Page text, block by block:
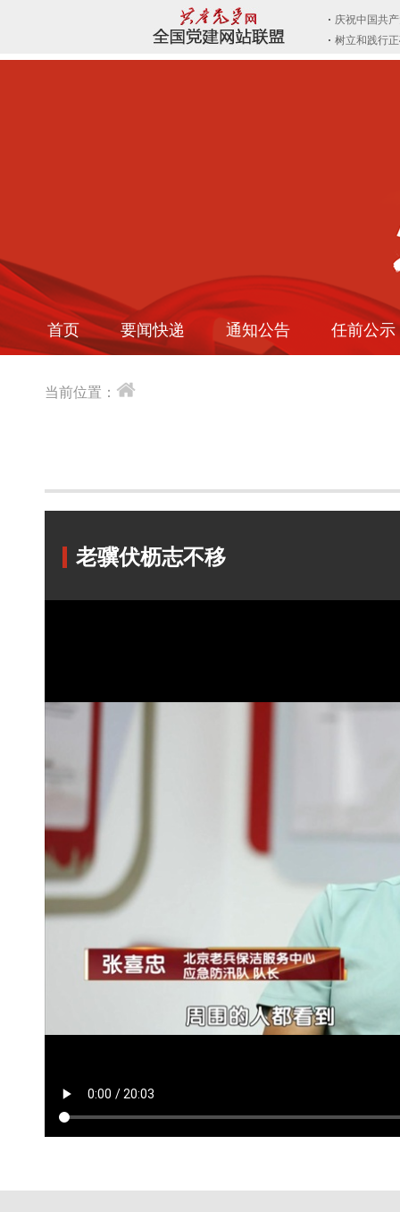
首页 要闻快递 通知公告 任前公示
当前位置：
老骥伏枥志不移